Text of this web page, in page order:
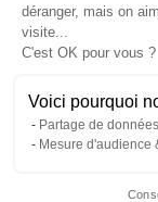
déranger, mais on
visite...
C'est OK pour vous ?
Voici pourquoi
Partage de
Mesure d'audience